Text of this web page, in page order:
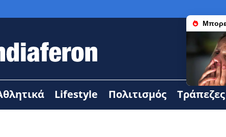
Lifestyle Πολιτισμός Τράπεζες